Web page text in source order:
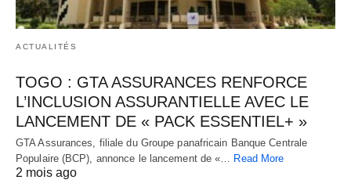
ACTUALITÉS
TOGO : GTA ASSURANCES RENFORCE
L’INCLUSION ASSURANTIELLE AVEC LE
LANCEMENT DE « PACK ESSENTIEL+ »
GTA Assurances, filiale du Groupe panafricain Banque Centrale
Populaire (BCP), annonce le lancement de «… Read More
2 mois ago